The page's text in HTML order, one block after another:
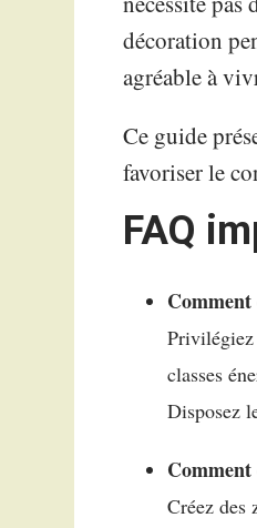
décoration
agréable à
Ce guide
favoriser le
FAQ
Privilégiez
classes
Disposez
Comment
Créez des